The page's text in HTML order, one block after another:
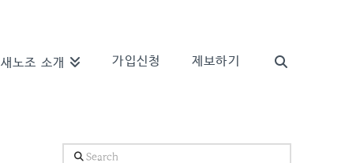
새노조 소개 가입신청 제보하기
Search